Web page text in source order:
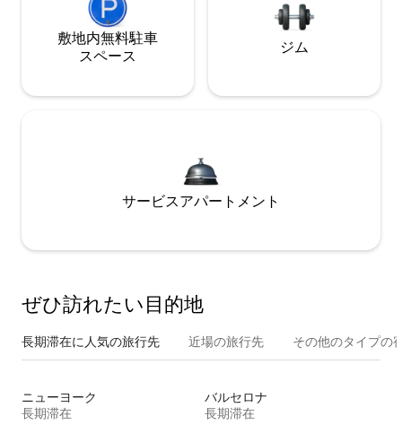
敷地内無料駐⁠車
ス⁠ペ⁠ー⁠ス
ジム
サービスアパートメント
ぜひ訪⁠れ⁠た⁠い目⁠的⁠地
長期滞在に人気の旅行先 近場の旅行先 その他のタ⁠イ⁠プ⁠の
ニューヨーク
長期滞在
バルセロナ
長期滞在